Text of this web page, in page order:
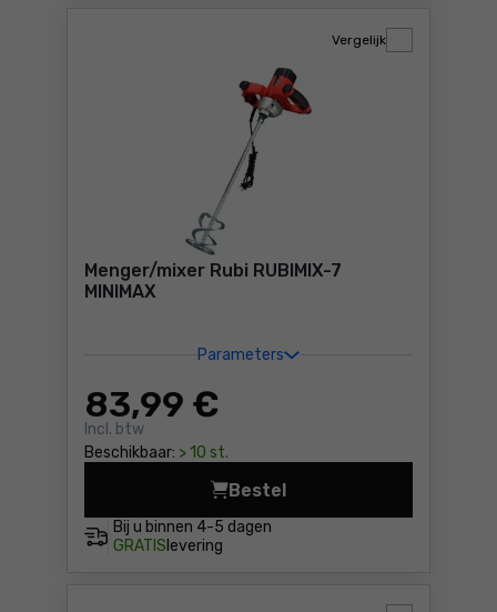
Menger/mixer Rubi RUBIMIX-7
MINIMAX
Parameters
83,99 €
Incl. btw
Beschikbaar: > 10 st.
Vergelijk
Bij u binnen 4-5 dagen
GRATIS levering
Bestel
Menger/mixer Rubi